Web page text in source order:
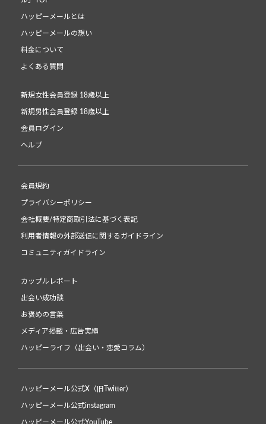
ハッピーメールとは
ハッピーメールの想い
料金について
よくある質問
新規女性会員登録 18歳以上
新規男性会員登録 18歳以上
会員ログイン
ヘルプ
会員規約
プライバシーポリシー
会社概要/特定商取引法に基づく表記
利用者情報の外部送信に関するガイドライン
コミュニティガイドライン
カップルレポート
出会い成功談
お褒めの言葉
メディア掲載・広告実績
ハッピーライフ（出会い・恋愛コラム）
ハッピーメール公式X（旧Twitter）
ハッピーメール公式instagram
ハッピーメール公式YouTube